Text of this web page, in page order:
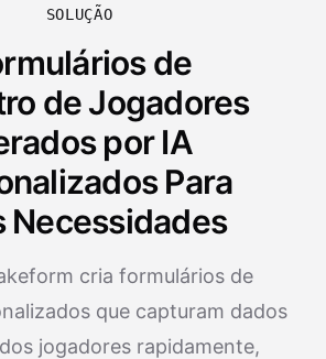
SOLUÇÃO
de
de Jogadores
por IA
Para
Necessidades
cria formulários de
que capturam dados
jogadores rapidamente,